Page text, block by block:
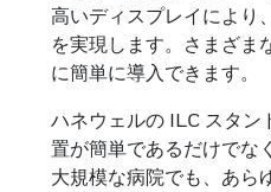
高いディスプレイにより
を実現します。さまざま
に簡単に導入できます。
ハネウェルの ILC スタン
置が簡単であるだけでな
大規模な病院でも、あら